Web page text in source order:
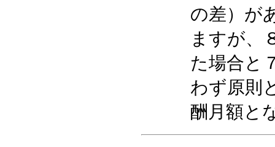
の差）が
ますが、
た場合と
わず原則
酬月額と